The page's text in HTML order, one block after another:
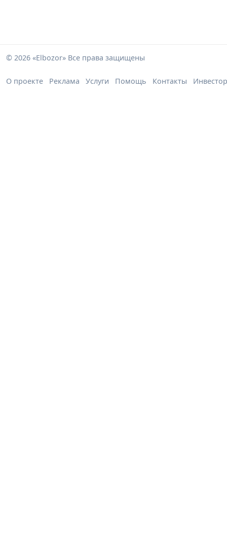
© 2026 «Elbozor» Все права защищены
О проекте Реклама Услуги Помощь Контакты